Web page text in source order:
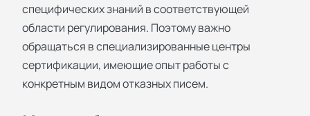
специфических знаний в соответствующей
области регулирования. Поэтому важно
обращаться в специализированныецентры
сертификации, имеющие опыт работы с
конкретным видом отказных писем.